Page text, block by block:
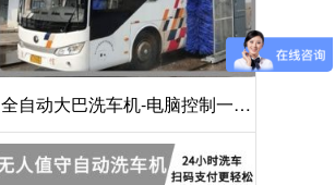
全自动大巴洗车机-电脑控制一键
启动清洗[隆茂鑫晟]